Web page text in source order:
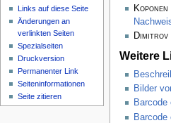
Dimitrov
Weitere
Bilder
Barcode
Barcode
Links auf diese Seite
Änderungen an
verlinkten Seiten
Spezialseiten
Druckversion
Permanenter Link
Seiten­­informationen
Seite zitieren